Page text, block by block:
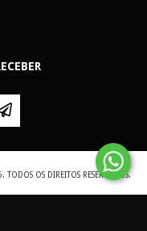
OS DIREITOS RESERVADOS.